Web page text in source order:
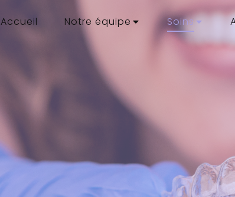
Accueil Notre équipe Soins